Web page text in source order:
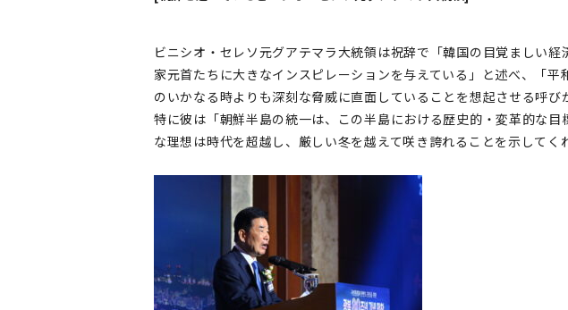
ビニシオ・セレソ元グアテマラ大統領は祝辞で「韓国の目覚ましい
家元首たちに大きなインスピレーションを与えている」と述べ、「
のいかなる時よりも深刻な脅威に直面していることを想起させる呼び
特に彼は「朝鮮半島の統一は、この半島における歴史的・変革的な
な理想は時代を超越し、厳しい冬を越えて咲き誇れることを示してく